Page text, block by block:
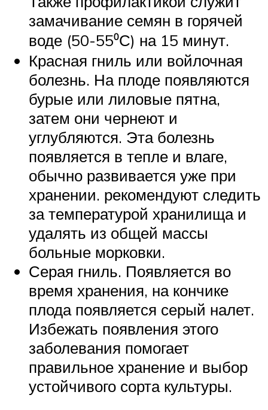
замачивание семян в горячей
воде (50-55⁰С) на 15 минут.
Красная гниль или войлочная
болезнь. На плоде появляются
бурые или лиловые пятна,
затем они чернеют и
углубляются. Эта болезнь
появляется в тепле и влаге,
обычно развивается уже при
хранении. рекомендуют следить
за температурой хранилища и
удалять из общей массы
больные морковки.
Серая гниль. Появляется во
время хранения, на кончике
плода появляется серый налет.
Избежать появления этого
заболевания помогает
правильное хранение и выбор
устойчивого сорта культуры.